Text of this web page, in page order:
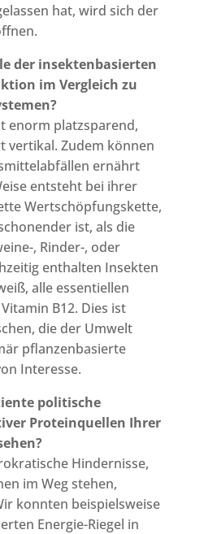
hat, wird sich der
der insektenbasierten
im Vergleich zu
enorm platzsparend,
vertikal. Zudem können
ernährt
entsteht bei ihrer
Wertschöpfungskette,
ist, als die
, Rinder-, oder
enthalten Insekten
alle essentiellen
B12. Dies ist
die der Umwelt
pflanzenbasierte
Interesse.
politische
Proteinquellen Ihrer
Hindernisse,
im Weg stehen,
konnten beispielsweise
Energie-Riegel in